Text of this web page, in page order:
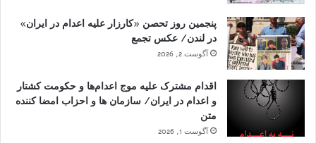
پنجمین روز تحصن «کارزار علیه اعدام در ایران»
در لندن/ عکس تجمع
آگوست 2, 2026
اقدام مشترک علیه موج اعدام‌ها و حکومت کشتار
و اعدام در ایران/ سازمان ها و احزاب امضا کننده
متن
آگوست 1, 2026